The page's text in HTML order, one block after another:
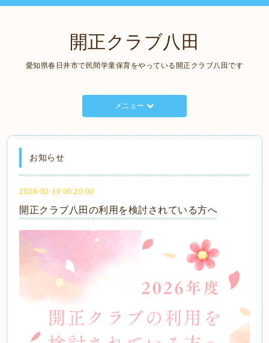
開正クラブ八田
愛知県春日井市で民間学童保育をやっている開正クラブ八田です
メニュー
お知らせ
2026-02-19 00:20:00
開正クラブ八田の利用を検討されている方へ